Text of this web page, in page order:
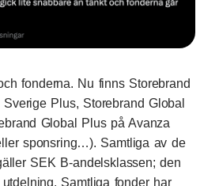
fonderna. Nu finns Storebrand
Sverige Plus, Storebrand Global
Global Pluspå Avanza
sponsring…). Samtliga av de
SEK B-andelsklassen; den
Samtliga fonder har